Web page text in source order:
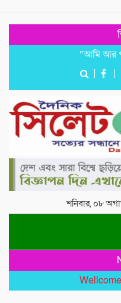
“আমি আর পারছি
শনিবার, ০৮
Wellcome to